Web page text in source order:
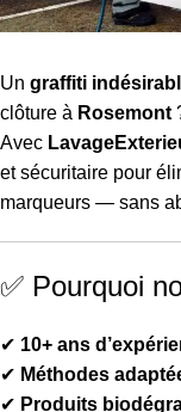
Un graffiti
clôture à Rosemont
Avec
et sécuritaire pour
marqueurs — sans
✅ Pourquoi
✔ 10+ ans
✔ Méthodes
✔ Produits